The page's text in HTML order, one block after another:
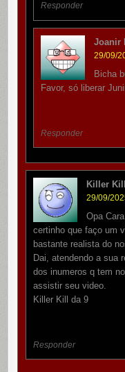
Responder
Joanir
29/09/
Bicha
Favor, só liberar
Responder
Killer
29/09/
Opa
certinho que faço um
bastante realista do
Dai, atendendo a sua
dos inumeros q tem
assistir seu video.
Killer Kill da 9
Responder